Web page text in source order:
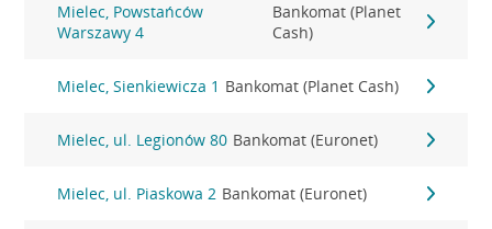
Mielec, Powstańców
Warszawy 4
Bankomat (Planet
Cash)
Mielec, Sienkiewicza 1 Bankomat (Planet Cash)
Mielec, ul. Legionów 80 Bankomat (Euronet)
Mielec, ul. Piaskowa 2 Bankomat (Euronet)